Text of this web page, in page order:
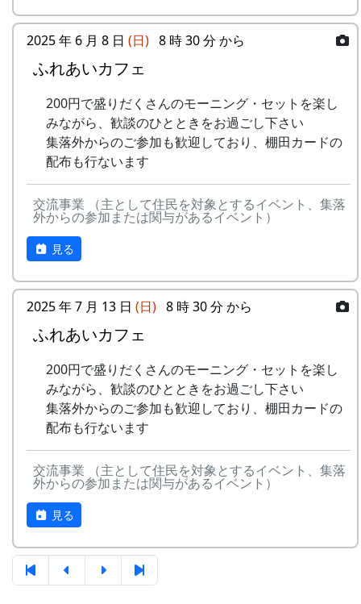
相棒の“うらめしあ”が曲をつけてくれて、兵庫県
のとある棚田コンサート（収穫日に田んぼでライ
ブする企画）でみんなで歌った思い出の楽曲で
す。（ポン四郎）
水と太陽の国で
稲刈りの日、田んぼでオリジナル曲を披露・演奏
する棚田コンサート。
毎年曲を創り出演してきましたが、その中でも、
夏のイメージを色濃く出した曲です。
水田に降り注ぐ“雨”と“太陽の光”が、私達の命を
支えているのだと実感させられた「里山のよきイ
ベント」でした。（ポン四郎）
収穫祭にて
2000年 加美町〜棚⽥の秋〜 穫れたての
うた
No 歌
1
ふるさと加美の
⾥へ
メシアとポン四郎バン
ド
2
加美の⾥か
ら'98
3 永遠の⾥
すぱ
4
5
なんとなく聴く
うた
リアルキャンディーズ
6 あしたは帰ろう
7
蒼い⾵〜棚
⽥'99〜
MASA BAND
⾥へ
9 棚⽥の四季
苔星バンド
10
この町で
11
⻩⾦の海
ボーイズ
ってい
る
3 ⽉ーアカリ
ンド・
フォー
エバー
- ⽉ーアカリ
収穫の
秋に
1999 2001
4
H CORPORATION
(II)
- H CORPORATION
帰って
HCORPORATION(II)
静かに
時は…
1999 2001
5
メシアとポン四郎バ
ンド
棚⽥の
1999 2002
-
メシアとポン四郎バ
ンド
ふるさ
と加美
1999 2000
ンド
2025 年 6 月 8 日 (日) 8 時 30 分 から
ふれあいカフェ
200円で盛りだくさんのモーニング・セットを楽し
みながら、歓談のひとときをお過ごし下さい
集落外からのご参加も歓迎しており、棚田カードの
配布も行ないます
交流事業 （主として住民を対象とするイベント、集落
外からの参加または関与があるイベント）
見る
2025 年 7 月 13 日 (日) 8 時 30 分 から
ふれあいカフェ
200円で盛りだくさんのモーニング・セットを楽し
みながら、歓談のひとときをお過ごし下さい
集落外からのご参加も歓迎しており、棚田カードの
配布も行ないます
交流事業 （主として住民を対象とするイベント、集落
外からの参加または関与があるイベント）
見る